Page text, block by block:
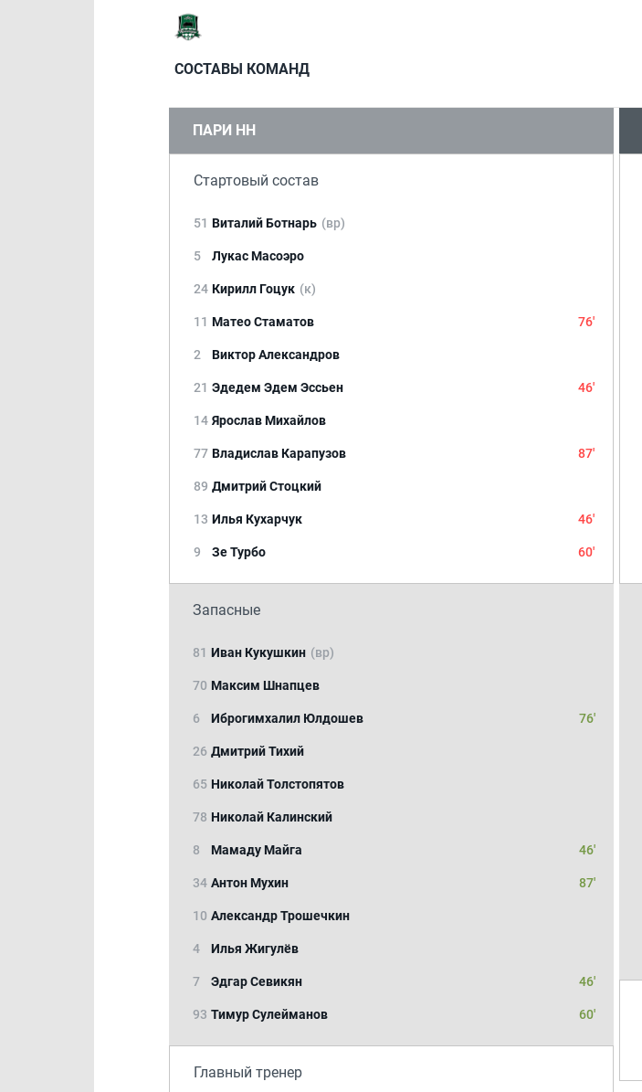
СОСТАВЫ КОМАНД
ПАРИ НН
Стартовый состав
51 Виталий Ботнарь (вр)
5 Лукас Масоэро
24 Кирилл Гоцук (к)
11 Матео Стаматов 76'
2 Виктор Александров
21 Эдедем Эдем Эссьен 46'
14 Ярослав Михайлов
77 Владислав Карапузов 87'
89 Дмитрий Стоцкий
13 Илья Кухарчук 46'
9 Зе Турбо 60'
Запасные
81 Иван Кукушкин (вр)
70 Максим Шнапцев
6 Иброгимхалил Юлдошев 76'
26 Дмитрий Тихий
65 Николай Толстопятов
78 Николай Калинский
8 Мамаду Майга 46'
34 Антон Мухин 87'
10 Александр Трошечкин
4 Илья Жигулёв
7 Эдгар Севикян 46'
93 Тимур Сулейманов 60'
Главный тренер